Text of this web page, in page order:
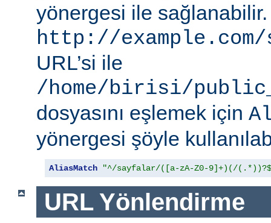
yönergesi ile
http://
URL’si ile
/home/birisi/
dosyasını eşlemek için
yönergesi şöyle
AliasMatch "^/sayfalar/([a-zA-Z0-9]+)(/
URL Yönlendirme